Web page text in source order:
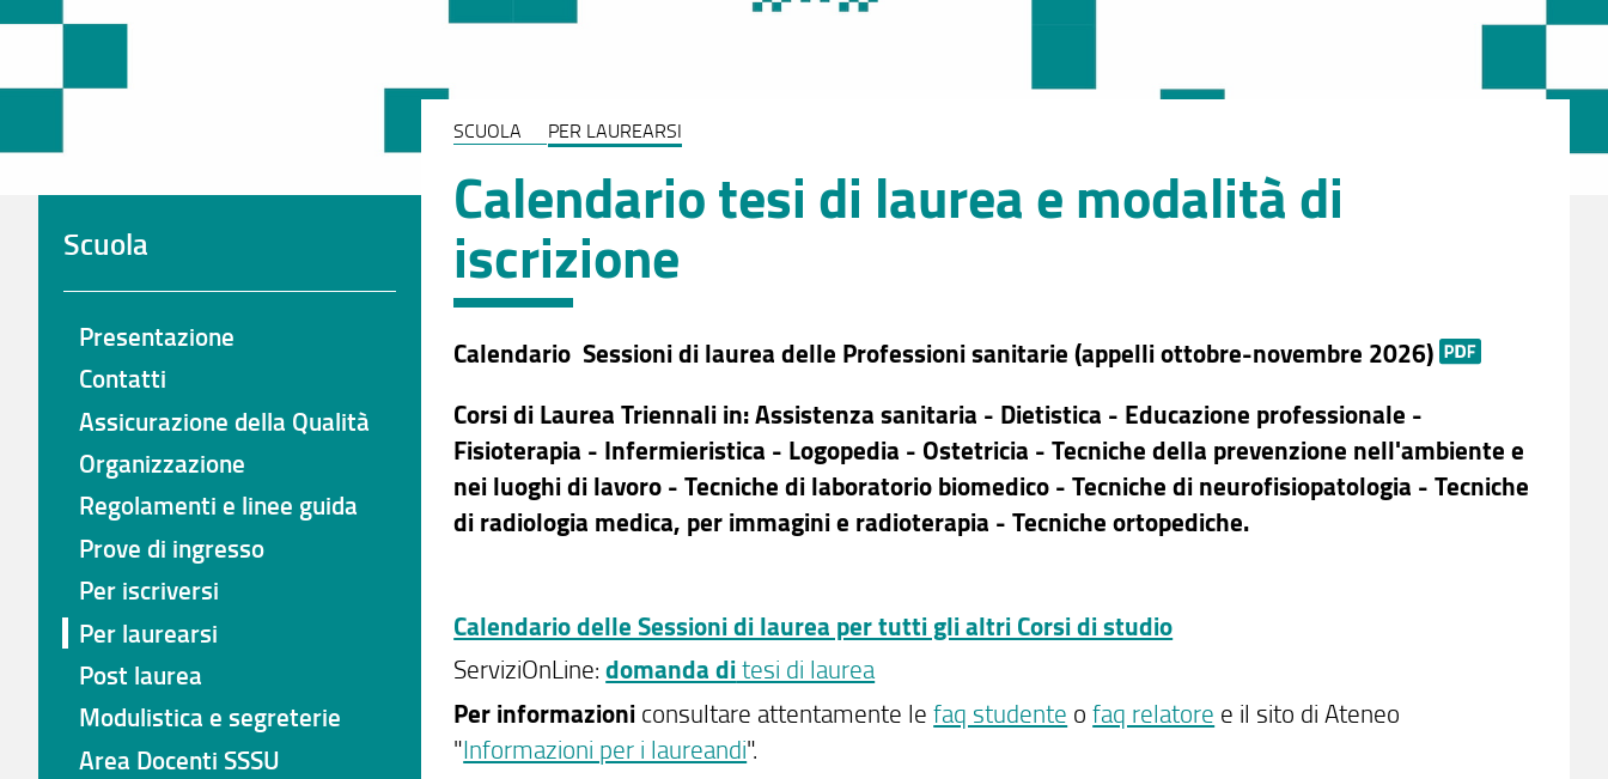
SCUOLA PER LAUREARSI
Calendario tesi di laurea e modalità di
iscrizione
Calendario Sessioni di laurea delle Professioni sanitarie (appelli ottobre-novembre 2026)
Corsi di LaureaTriennali in: Assistenza sanitaria - Dietistica - Educazione professionale -
Fisioterapia - Infermieristica - Logopedia - Ostetricia - Tecniche della prevenzione nell'ambiente e
nei luoghi di lavoro - Tecniche di laboratorio biomedico - Tecniche di neurofisiopatologia - Tecniche
di radiologia medica, per immagini e radioterapia - Tecniche ortopediche.
Calendario delle Sessioni di laurea per tutti gli altri Corsi di studio
ServiziOnLine:domanda ditesi di laurea
Per informazioni consultare attentamente lefaq studente ofaq relatore e il sito di Ateneo
"Informazioni per i laureandi".
Scuola
Presentazione
Contatti
Assicurazione della Qualità
Organizzazione
Regolamenti e linee guida
Prove di ingresso
Per iscriversi
Per laurearsi
Post laurea
Modulistica e segreterie
Area Docenti SSSU